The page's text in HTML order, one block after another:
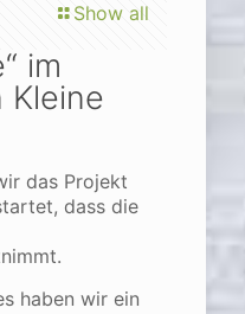
Show all
im
Kleine
das Projekt
dass die
haben wir ein